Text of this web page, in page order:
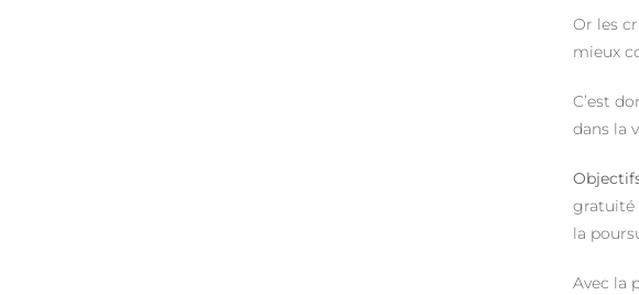
Or les
mieux
C’est
dans la
gratuité
la
Avec la